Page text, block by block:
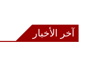
آخر الأخبار